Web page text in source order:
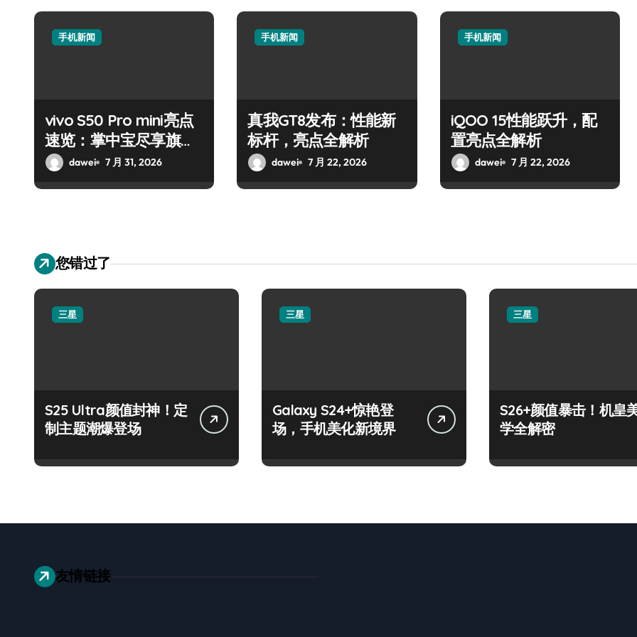
手机新闻
vivo S50 Pro mini亮点
速览：掌中宝尽享旗舰
体验dawei 7 月 31, 2026
手机新闻
真我GT8发布：性能新
标杆，亮点全解析
dawei 7 月 22, 2026
手机新闻
iQOO 15性能跃升，配
置亮点全解析
dawei 7 月 22, 2026
您错过了
三星
S25 Ultra颜值封神！定
制主题潮爆登场
三星
Galaxy S24+惊艳登
场，手机美化新境界
三星
S26+颜值暴击！机皇
学全解密
友情链接